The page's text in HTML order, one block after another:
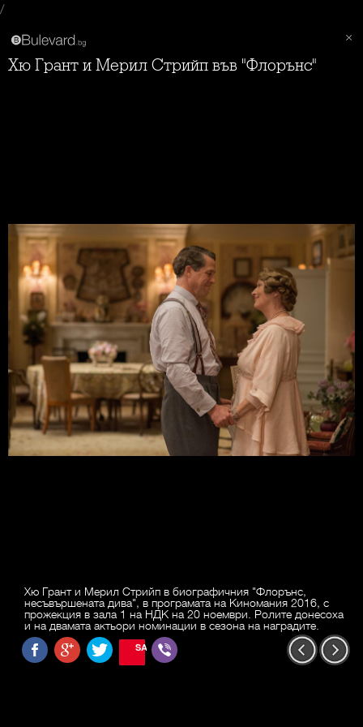
/
Хю Грант и Мерил Стрийп във "Флорънс"
Хю Грант и Мерил Стрийп в биографичния "Флорънс,
несъвършената дива", в програмата на Киномания 2016, с
прожекция в зала 1 на НДК на 20 ноември. Ролите донесоха
и на двамата актьори номинации в сезона на наградите.
SAVE